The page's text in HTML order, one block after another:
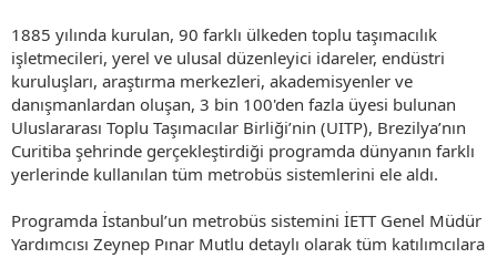
1885 yılında kurulan, 90 farklı ülkeden toplu taşımacılık
işletmecileri, yerel ve ulusal düzenleyici idareler, endüstri
kuruluşları, araştırma merkezleri, akademisyenler ve
danışmanlardan oluşan, 3 bin 100'den fazla üyesi bulunan
Uluslararası Toplu Taşımacılar Birliği’nin (UITP), Brezilya’nın
Curitiba şehrinde gerçekleştirdiği programda dünyanın farklı
yerlerinde kullanılan tüm metrobüs sistemlerini ele aldı.
Programda İstanbul’un metrobüs sistemini İETT Genel Müdür
Yardımcısı Zeynep Pınar Mutlu detaylı olarak tüm katılımcılara